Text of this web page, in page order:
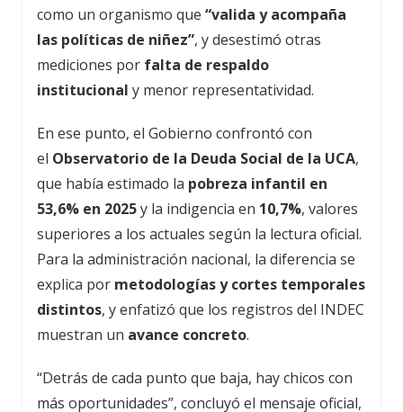
como un organismo que “valida y acompaña
las políticas de niñez”, y desestimó otras
mediciones por falta de respaldo
institucional y menor representatividad.
En ese punto, el Gobierno confrontó con
el Observatorio de la Deuda Social de la UCA,
que había estimado la pobreza infantil en
53,6% en 2025y la indigencia en 10,7%, valores
superiores a los actuales según la lectura oficial.
Para la administración nacional, la diferencia se
explica por metodologías y cortes temporales
distintos, y enfatizó que los registros del INDEC
muestran un avance concreto.
“Detrás de cada punto que baja, hay chicos con
más oportunidades”, concluyó el mensaje oficial,